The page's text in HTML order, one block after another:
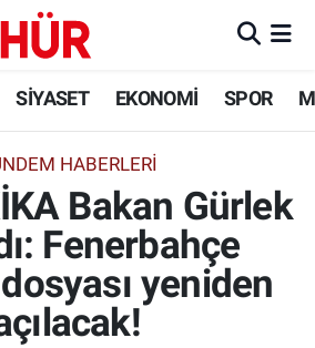
SİYASET EKONOMİ SPOR
HABERLERI
Bakan Gürlek
Fenerbahçe
dosyası yeniden
Haritası
Durumu ve Fikstür